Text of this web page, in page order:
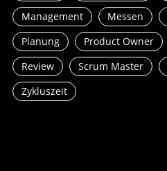
Management
Messen
Planung
Product Owner
Review
Scrum Master
Zykluszeit